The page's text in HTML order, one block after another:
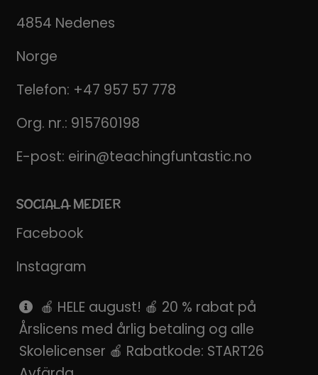
4854 Nedenes
Norge
Telefon: +47 957 57 778
Org. nr.: 915760198
E-post: eirin@teachingfuntastic.no
SOCIALA MEDIER
Facebook
Instagram
Pinterest
SnapChat
🍎 HELE august! 🍎 20 % rabat på
Årslicens med årlig betaling og alle
Skolelicenser 🍎 Rabatkode: START26